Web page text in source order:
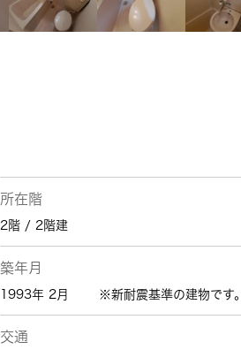
所在階
2階 / 2階建
築年月
1993年 2月 ※新耐震基準の建物です。
交通